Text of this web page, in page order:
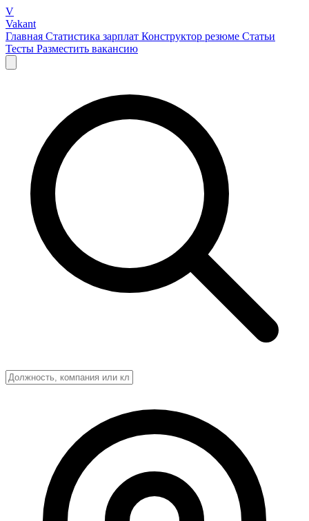
V
Vakant
Главная Статистика зарплат Конструктор резюме Статьи
Тесты Разместить вакансию